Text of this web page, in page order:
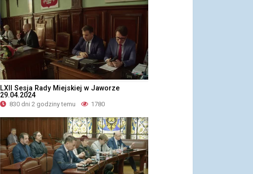
LXII Sesja Rady Miejskiej w Jaworze
29.04.2024
830 dni 2 godziny temu 1780